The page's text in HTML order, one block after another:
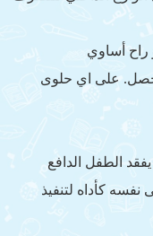
أساوي
على اي حلوى
الطفل الدافع
نفسه كأداه لتنفيذ